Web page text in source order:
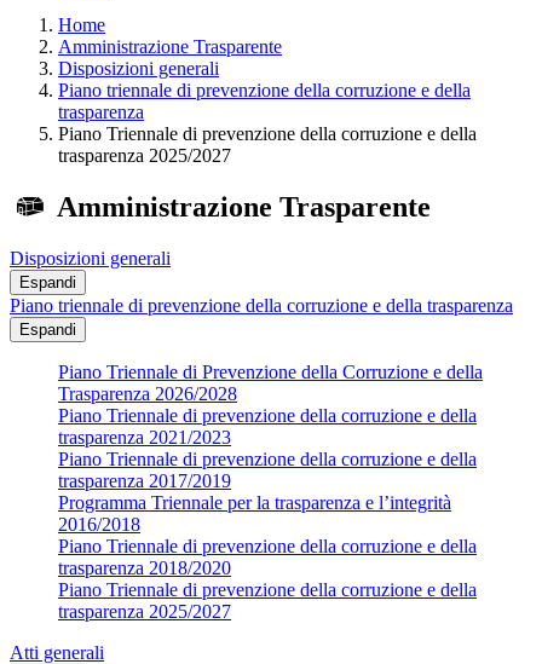
Home
Amministrazione Trasparente
Disposizioni generali
Piano triennale di prevenzione della corruzione e della
trasparenza
Piano Triennale di prevenzione della corruzione e della
trasparenza 2025/2027
Amministrazione Trasparente
Disposizioni generali
Espandi
Piano triennale di prevenzione della corruzione e della trasparenza
Espandi
Piano Triennale di Prevenzione della Corruzione e della
Trasparenza 2026/2028
Piano Triennale di prevenzione della corruzione e della
trasparenza 2021/2023
Piano Triennale di prevenzione della corruzione e della
trasparenza 2017/2019
Programma Triennale per la trasparenza e l’integrità
2016/2018
Piano Triennale di prevenzione della corruzione e della
trasparenza 2018/2020
Piano Triennale di prevenzione della corruzione e della
trasparenza 2025/2027
Atti generali